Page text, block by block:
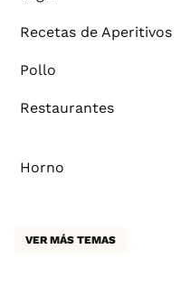
Recetas de Aperitivos
Pollo
Restaurantes
Horno
VER MÁS TEMAS